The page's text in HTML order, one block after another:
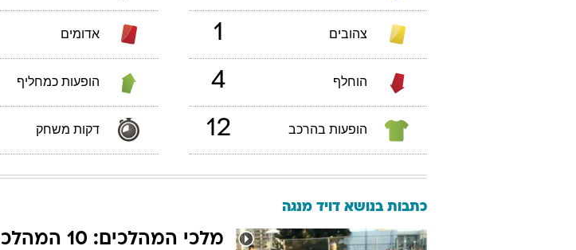
צהובים 1 אדומים
הוחלף 4 הופעות כמחליף
הופעות בהרכב 12 דקות משחק
כתבות בנושא דויד מנגה
מלכי המהלכים: